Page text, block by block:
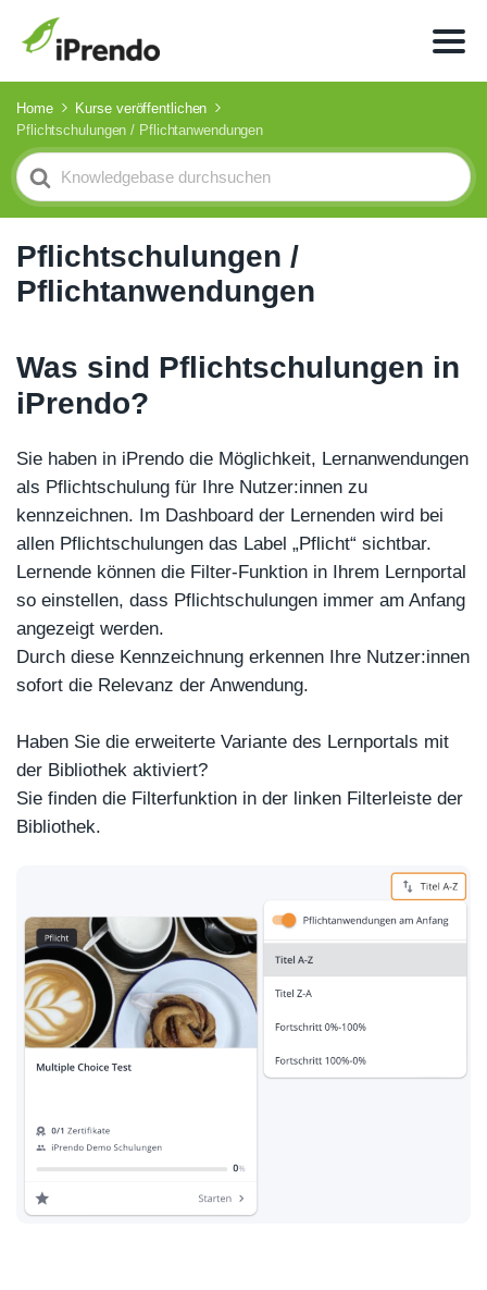
Home
Kurse veröffentlichen
Pflichtschulungen / Pflichtanwendungen
Search
For
Pflichtschulungen /
Pflichtanwendungen
Was sind Pflichtschulungen in
iPrendo?
Sie haben in iPrendo die Möglichkeit, Lernanwendungen
als Pflichtschulung für Ihre Nutzer:innen zu
kennzeichnen. Im Dashboard der Lernenden wird bei
allen Pflichtschulungen das Label „Pflicht“ sichtbar.
Lernende können die Filter-Funktion in Ihrem Lernportal
so einstellen, dass Pflichtschulungen immer am Anfang
angezeigt werden.
Durch diese Kennzeichnung erkennen Ihre Nutzer:innen
sofort die Relevanz der Anwendung.
Haben Sie die erweiterte Variante des Lernportals mit
der Bibliothek aktiviert?
Sie finden die Filterfunktion in der linken Filterleiste der
Bibliothek.